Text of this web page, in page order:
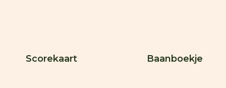
Scorekaart Baanboekje